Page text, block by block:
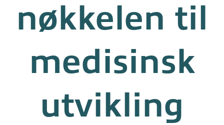
nøkkelen til
medisinsk
utvikling